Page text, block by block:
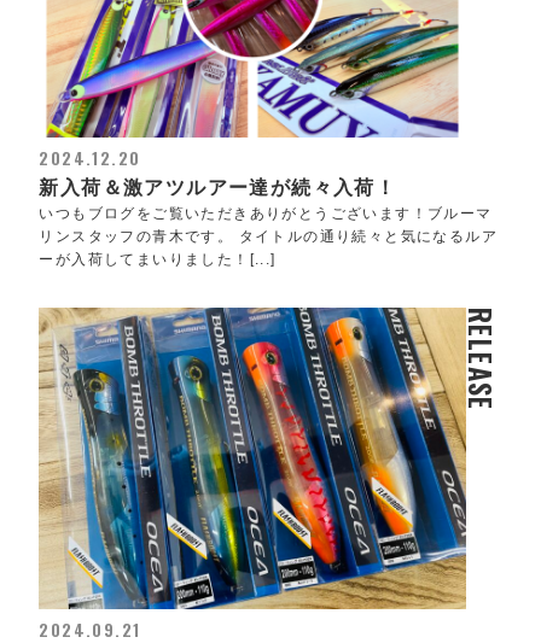
2024.12.20
新入荷＆激アツルアー達が続々入荷！
いつもブログをご覧いただきありがとうございます！ブルーマ
リンスタッフの青木です。 タイトルの通り続々と気になるルア
ーが入荷してまいりました！[...]
RELEASE
2024.09.21